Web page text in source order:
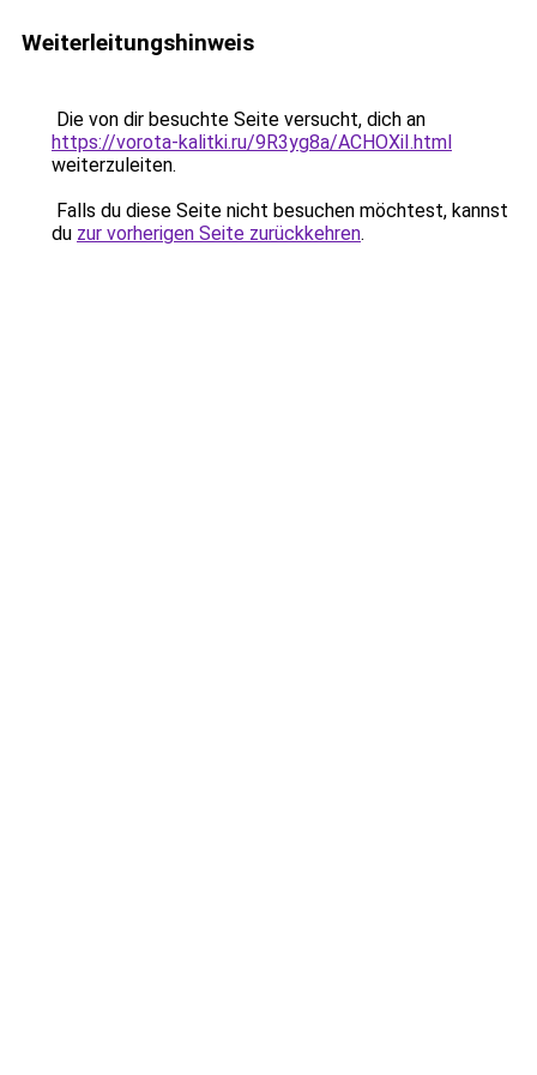
Weiterleitungshinweis
Die von dir besuchte Seite versucht, dich an
https://vorota-kalitki.ru/9R3yg8a/ACHOXiI.html
weiterzuleiten.
Falls du diese Seite nicht besuchen möchtest, kannst
du zur vorherigen Seite zurückkehren.